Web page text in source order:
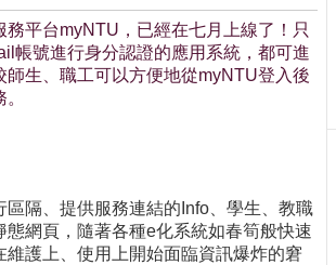
務平台myNTU，已經在七月上線了！只
帳號進行身分認證的應用系統，都可進
師生、職工可以方便地從myNTU登入後
區隔、提供服務連結的Info、學生、教職
態網頁，隨著各種e化系統如春筍般快速
維護上、使用上開始面臨資訊爆炸的窘